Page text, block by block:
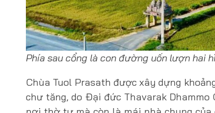
Phía sau cổng là con đường uốn lượn hai
Chùa Tuol Prasath được xây dựng
chư tăng, do Đại đức Thavarak